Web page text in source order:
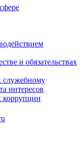
и обязательствах
служебному
интересов
коррупции